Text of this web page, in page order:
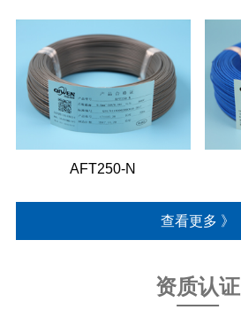
AFT250-N
查看更多 》
资质认证